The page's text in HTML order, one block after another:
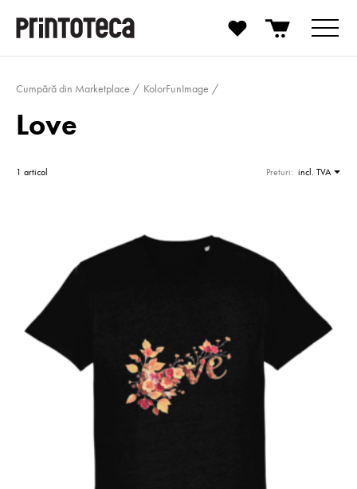
Cumpără din Marketplace KolorFunImage
Love
1 articol Preturi: incl. TVA